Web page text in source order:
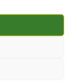
de cookies
Canal ÉTICO